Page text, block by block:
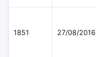
1851 27/08/2016